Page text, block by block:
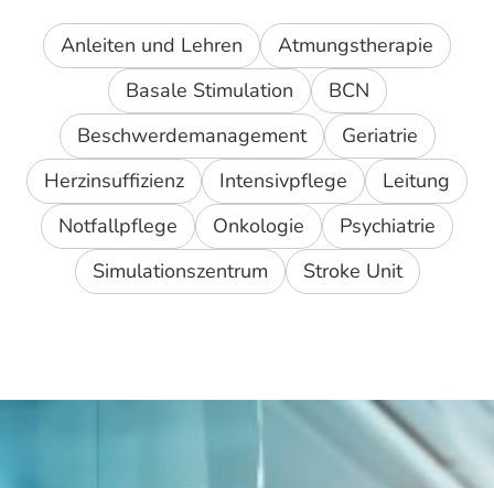
Anleiten und Lehren
Atmungstherapie
Basale Stimulation
BCN
Beschwerdemanagement
Geriatrie
Herzinsuffizienz
Intensivpflege
Leitung
Notfallpflege
Onkologie
Psychiatrie
Simulationszentrum
Stroke Unit